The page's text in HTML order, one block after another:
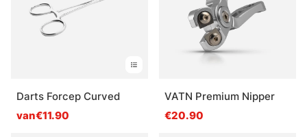
Darts Forcep Curved
van€11.90
VATN Premium Nipper
€20.90